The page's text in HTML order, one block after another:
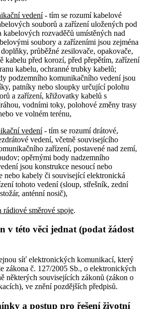
vedení- tím se rozumí kabelové
souborů a zařízení uložených pod
kabelových rozvaděčů umístěných nad
soubory a zařízeními jsou zejména
průběžné zesilovače, opakovače,
kabelu před korozí, před přepětím, zařízení
kabelu, ochranné trubky kabelů;
podzemního komunikačního vedení jsou
patníky nebo sloupky určující polohu
a zařízení, křižovatky kabelů s
vodními toky, polohové změny trasy
ve volném terénu,
vedení- tím se rozumí drátové,
vedení, včetně souvisejícího
zařízení, postavené nad zemí,
opěrnými body nadzemního
jsou konstrukce nesoucí nebo
nebo kabely či související elektronická
tohoto vedení (sloup, střešník, zední
anténní nosič),
rádiové směrové spoje.
v této věci jednat (podat žádost
síť elektronických komunikací, který
zákona č. 127/2005 Sb., o elektronických
některých souvisejících zákonů (zákon o
ve znění pozdějších předpisů.
a postup pro řešení životní